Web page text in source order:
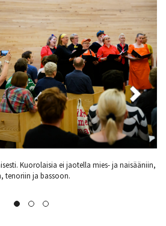
kuoron omia sovituksia sekä tuttuja